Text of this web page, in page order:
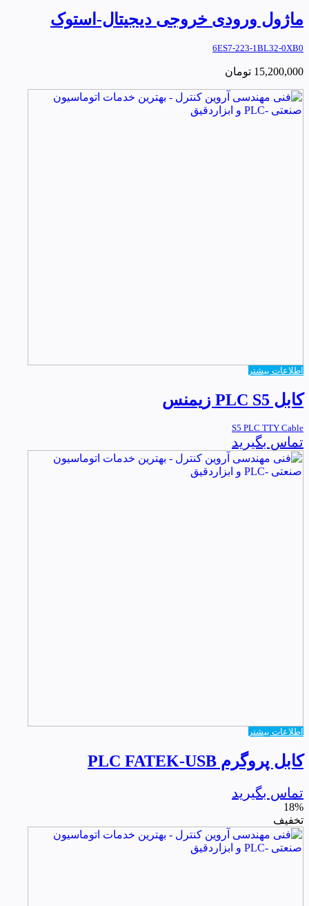
ماژول ورودی خروجی دیجیتال-استوک
6ES7-223-1BL32-0XB0
15,200,000 تومان
اطلاعات بیشتر
کابل PLC S5 زیمنس
S5 PLC TTY Cable
تماس بگیرید
اطلاعات بیشتر
کابل پروگرم PLC FATEK-USB
تماس بگیرید
18%
تخفیف